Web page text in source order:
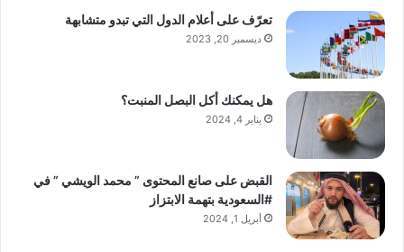
تعرّف على أعلام الدول التي تبدو متشابهة
ديسمبر 20, 2023
هل يمكنك أكل البصل المنبت؟
يناير 4, 2024
القبض على صانع المحتوى ” محمد الويشي ” في
#السعودية بتهمة الابتزاز
أبريل 1, 2024